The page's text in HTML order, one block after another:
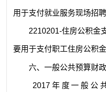
用于支付就业服务现场招
2210201-住房公积金
要用于支付职工住房公积
六、一般公共预算财
2017年度一般公